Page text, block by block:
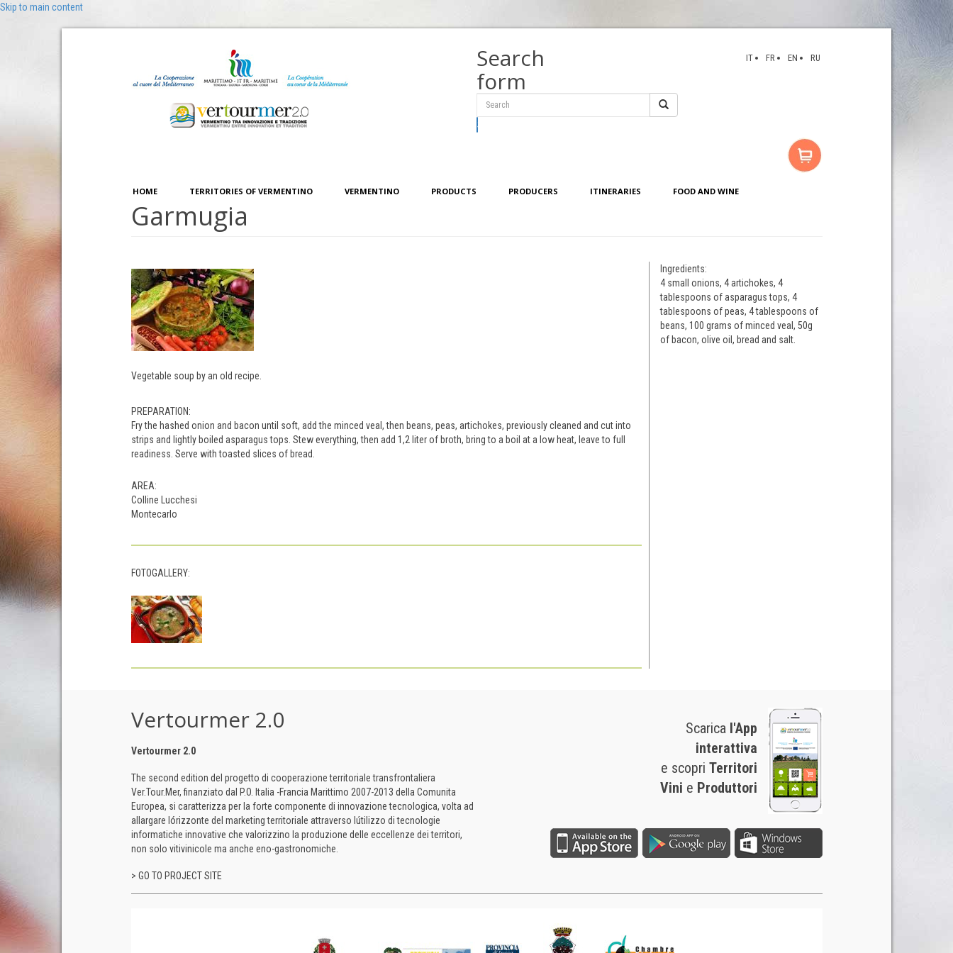
Skip to main content
Search
form
Search
IT FR EN RU
HOME TERRITORIES OF VERMENTINO VERMENTINO PRODUCTS PRODUCERS ITINERARIES FOOD AND WINE
Garmugia
Vegetable soup by an old recipe.
PREPARATION:
Fry the hashed onion and bacon until soft, add the minced veal, then beans, peas, artichokes, previously cleaned and cut into
strips and lightly boiled asparagus tops. Stew everything, then add 1,2 liter of broth, bring to a boil at a low heat, leave to full
readiness. Serve with toasted slices of bread.
AREA:
Colline Lucchesi
Montecarlo
FOTOGALLERY:
Ingredients:
4 small onions, 4 artichokes, 4
tablespoons of asparagus tops, 4
tablespoons of peas, 4 tablespoons of
beans, 100 grams of minced veal, 50g
of bacon, olive oil, bread and salt.
Vertourmer 2.0
Vertourmer 2.0
The second edition del progetto di cooperazione territoriale transfrontaliera
Ver.Tour.Mer, finanziato dal P.O. Italia -Francia Marittimo 2007-2013 della Comunita
Europea, si caratterizza per la forte componente di innovazione tecnologica, volta ad
allargare lórizzonte del marketing territoriale attraverso lútilizzo di tecnologie
informatiche innovative che valorizzino la produzione delle eccellenze dei territori,
non solo vitivinicole ma anche eno-gastronomiche.
> GO TO PROJECT SITE
Scarica l'App
interattiva
e scopri Territori
Vini e Produttori